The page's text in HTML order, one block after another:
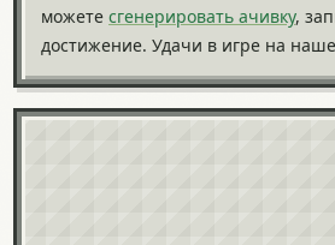
можете сгенерировать ачивку,
достижение. Удачи в игре на